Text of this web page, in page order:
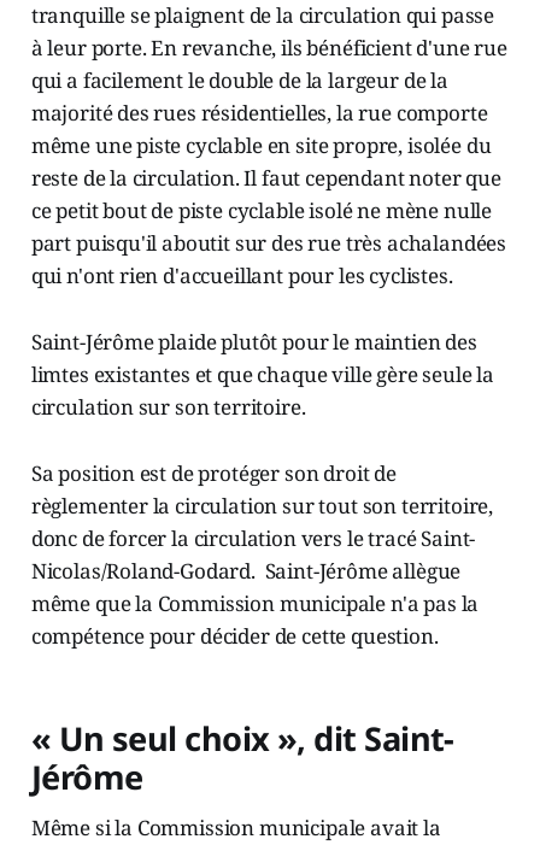
tranquille se plaignent de la circulation qui passe
à leur porte. En revanche, ils bénéficient d'une rue
qui a facilement le double de la largeur de la
majorité des rues résidentielles, la rue comporte
même une piste cyclable en site propre, isolée du
reste de la circulation. Il faut cependant noter que
ce petit bout de piste cyclable isolé ne mène nulle
part puisqu'il aboutit sur des rue très achalandées
qui n'ont rien d'accueillant pour les cyclistes.
Saint-Jérôme plaide plutôt pour le maintien des
limtes existantes et que chaque ville gère seule la
circulation sur son territoire.
Sa position est de protéger son droit de
règlementer la circulation sur tout son territoire,
donc de forcer la circulation vers le tracé Saint-
Nicolas/Roland-Godard. Saint-Jérôme allègue
même que la Commission municipale n'a pas la
compétence pour décider de cette question.
« Un seul choix », dit Saint-
Jérôme
Même si la Commission municipale avait la